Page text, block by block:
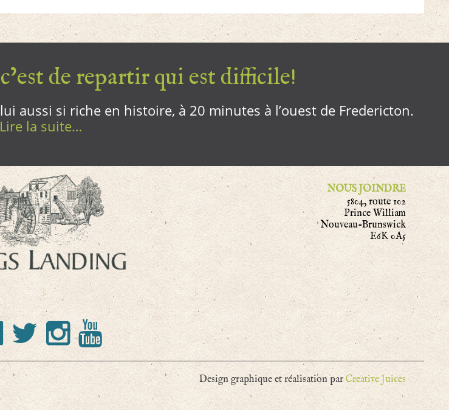
de repartir qui est difficile!
aussi si riche en histoire, à 20 minutes à l’ouest de Fredericton.
Lire la suite…
NOUS JOINDRE
5804, route 102
Prince William
Nouveau-Brunswick
E6K 0A5
Design graphique et réalisation par Creative Juices